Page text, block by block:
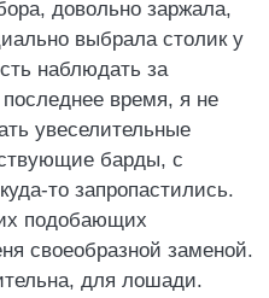
довольно заржала,
выбрала столик у
наблюдать за
время, я не
увеселительные
барды, с
то запропастились.
подобающих
своеобразной заменой.
для лошади.